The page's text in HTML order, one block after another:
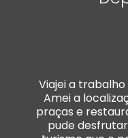
Viajei a trabalho
Amei a
praças e
pude